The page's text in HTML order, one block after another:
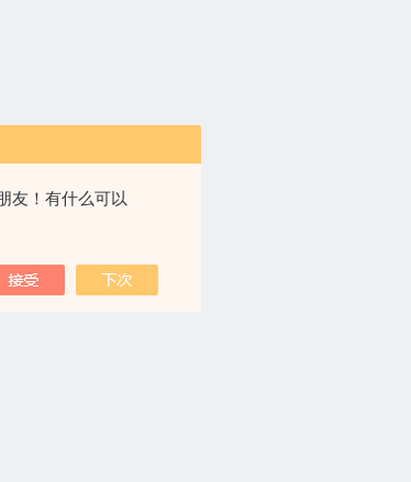
友！有什么可以
号。